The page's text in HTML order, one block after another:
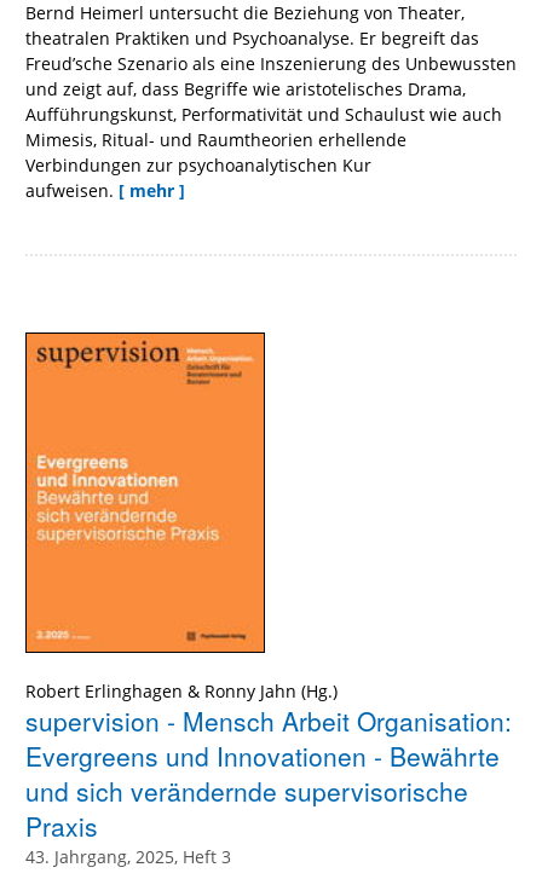
Bernd Heimerl untersucht die Beziehung von Theater,
theatralen Praktiken und Psychoanalyse. Er begreift das
Freud’sche Szenario als eine Inszenierung des Unbewussten
und zeigt auf, dass Begriffe wie aristotelisches Drama,
Aufführungskunst, Performativität und Schaulust wie auch
Mimesis, Ritual- und Raumtheorien erhellende
Verbindungen zur psychoanalytischen Kur
aufweisen. [ mehr ]
Robert Erlinghagen & Ronny Jahn
supervision - Mensch Arbeit Organisation:
Evergreens und Innovationen - Bewährte
und sich verändernde supervisorische
Praxis
43. Jahrgang, 2025, Heft 3